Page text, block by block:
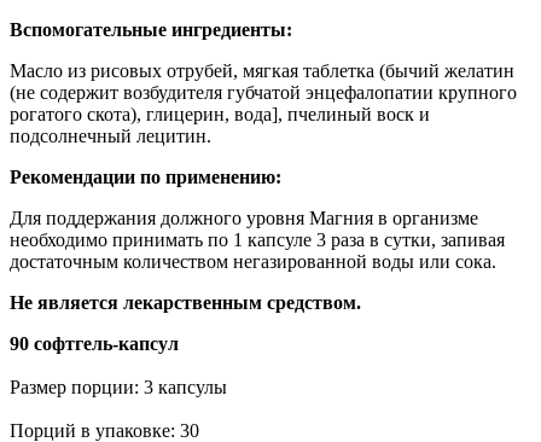
Вспомогательные ингредиенты:
Масло из рисовых отрубей, мягкая таблетка (бычий желатин
(не содержит возбудителя губчатой энцефалопатии крупного
рогатого скота), глицерин, вода], пчелиный воск и
подсолнечный лецитин.
Рекомендации по применению:
Для поддержания должного уровня Магния в организме
необходимо принимать по 1 капсуле 3 раза в сутки, запивая
достаточным количеством негазированной воды или сока.
Не является лекарственным средством.
90 софтгель-капсул
Размер порции: 3 капсулы
Порций в упаковке: 30